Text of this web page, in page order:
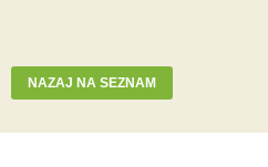
NAZAJ NA SEZNAM